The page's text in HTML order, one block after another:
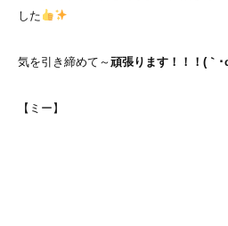
した
気を引き締めて～頑張ります！！！(｀･
【ミー】